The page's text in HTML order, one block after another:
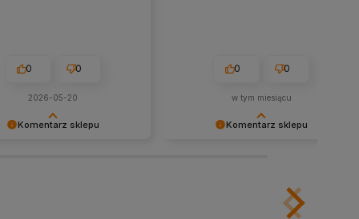
Komentarz sklepu
0 0
2026-05-20
Komentarz sklepu
pozdrowieniami, obsługa sklepu.
0 0
w tym miesiącu